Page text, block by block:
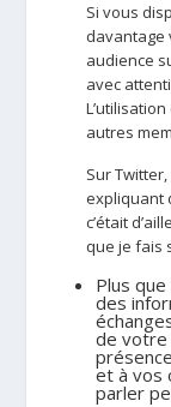
Si vous
davantage
audience
avec
autres
Sur
expliquant
c’était
que je fais
Plus
des
de votre
et à vos
parler